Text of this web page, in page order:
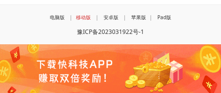
电脑版 | 移动版 | 安卓版 | 苹果版 | Pad版
豫ICP备2023031922号-1